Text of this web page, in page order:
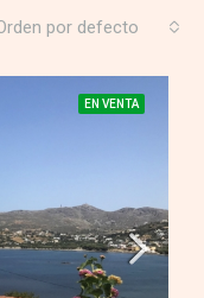
por defecto
EN VENTA